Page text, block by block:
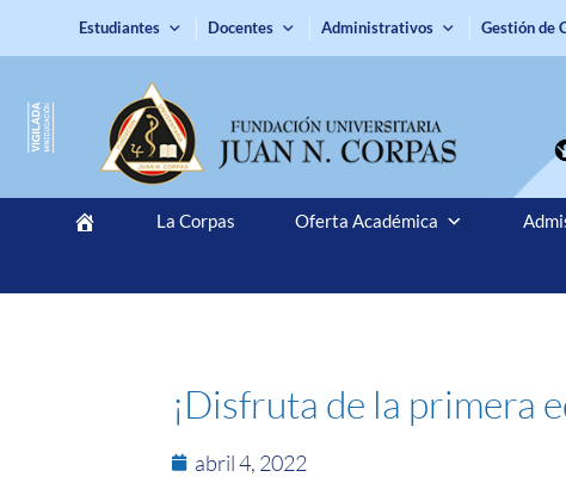
Estudiantes Docentes Administrativos Gestión de
La Corpas Oferta Académica
¡Disfruta de la primera
abril 4, 2022